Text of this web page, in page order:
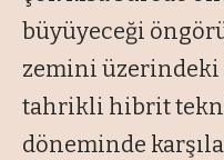
büyüyeceği
zemini
tahrikli hibrit
döneminde